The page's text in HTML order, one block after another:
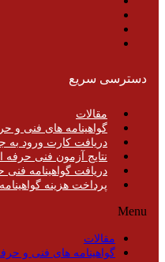
دسترسی سریع
مقالات
گواهینامه های فنی و
دریافت کارت ورود به
نتایج آزمون فنی حرفه
دریافت گواهینامه فنی
پرداخت هزینه
Menu
مقالات
گواهینامه های فنی و